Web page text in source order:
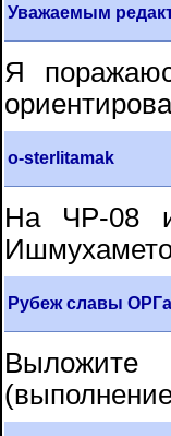
Уважаемым
Я
o-sterlitamak
На ЧР-08
Рубеж славы
Выложите